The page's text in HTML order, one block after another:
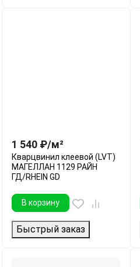
1 540 ₽/м²
Кварцвинил клеевой (LVT)
МАГЕЛЛАН 1129 РАЙН
ГД/RHEIN GD
В корзину
Быстрый заказ